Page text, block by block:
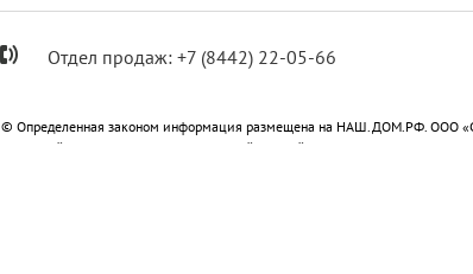
Отдел продаж: +7 (8442) 22-05-66
© Определенная законом информация размещена на НАШ.ДОМ.РФ. ООО
Метизный»; ООО «Специализированный застройщик «Пересвет-Юг